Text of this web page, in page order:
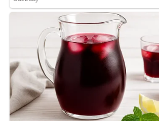
Kalorien: 150 kcal
Kohlenhydrate: 15 g
Eiweiß: 3 g
Tipps für Diabetiker
Für eine diabetikerfreundlichere Variante
Mayonnaise durch fettarmen Joghurt